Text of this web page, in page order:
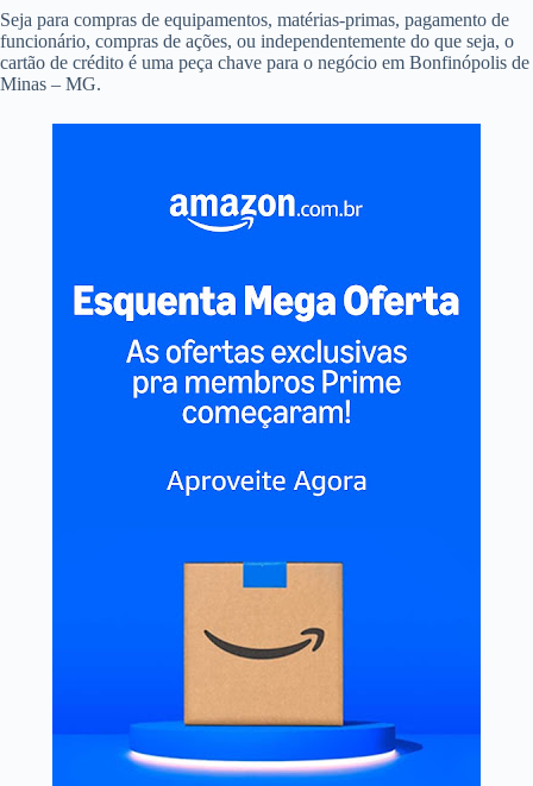
Seja para compras de equipamentos, matérias-primas, pagamento de
funcionário, compras de ações, ou independentemente do que seja, o
cartão de crédito é uma peça chave para o negócio em Bonfinópolis de
Minas – MG.